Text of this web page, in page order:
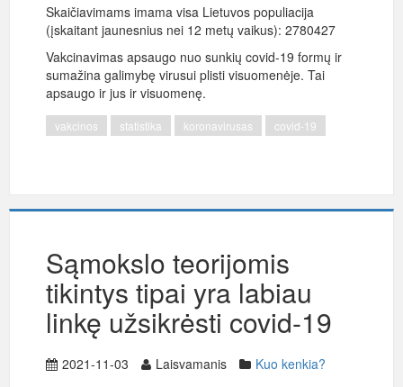
Skaičiavimams imama visa Lietuvos populiacija
(įskaitant jaunesnius nei 12 metų vaikus): 2780427
Vakcinavimas apsaugo nuo sunkių covid-19 formų ir
sumažina galimybę virusui plisti visuomenėje. Tai
apsaugo ir jus ir visuomenę.
vakcinos statistika koronavirusas covid-19
Sąmokslo teorijomis
tikintys tipai yra labiau
linkę užsikrėsti covid-19
2021-11-03 Laisvamanis
Kuo kenkia?